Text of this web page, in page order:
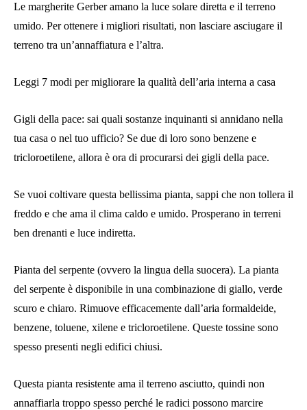
Le margherite Gerber amano la luce solare diretta e il terreno
umido. Per ottenere i migliori risultati, non lasciare asciugare il
terreno tra un’annaffiatura e l’altra.
Leggi 7 modi per migliorare la qualità dell’aria interna a casa
Gigli della pace: sai quali sostanze inquinanti si annidano nella
tua casa o nel tuo ufficio? Se due di loro sono benzene e
tricloroetilene, allora è ora di procurarsi dei gigli della pace.
Se vuoi coltivare questa bellissima pianta, sappi che non tollera il
freddo e che ama il clima caldo e umido. Prosperano in terreni
ben drenanti e luce indiretta.
Pianta del serpente (ovvero la lingua della suocera). La pianta
del serpente è disponibile in una combinazione di giallo, verde
scuro e chiaro. Rimuove efficacemente dall’aria formaldeide,
benzene, toluene, xilene e tricloroetilene. Queste tossine sono
spesso presenti negli edifici chiusi.
Questa pianta resistente ama il terreno asciutto, quindi non
annaffiarla troppo spesso perché le radici possono marcire